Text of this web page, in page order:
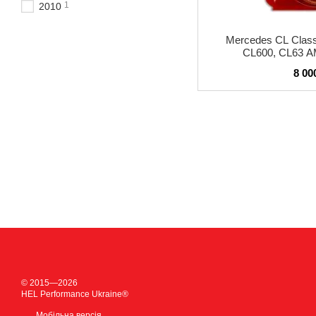
Mercedes CL
CL600, CL63
8
2010 1
© 2015—2026
HEL Performance Ukraine®